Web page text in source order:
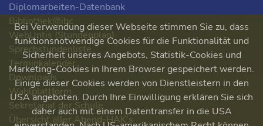
Diplomarbeiten-Datenbank
Bibliothek@ibc
WebUntis (Stundenplan)
Sprechstundenliste
Terminkalender
Downloads
Wahlplattform
Sekretariat der Schule
Übersicht aller Abend-HAK's
Bei Verwendung dieser Webseite stimmen Sie zu, dass
funktionsnotwendige Cookies für die Funktionalität und
Sicherheit unseres Angebots, Statistik-Cookies und
Marketing-Cookies in Ihrem Browser gespeichert werden.
Einige dieser Cookies werden von Dienstleistern in den
USA angeboten. Durch Ihre Einwilligung erklären Sie sich
daher auch mit einem Datentransfer in die USA